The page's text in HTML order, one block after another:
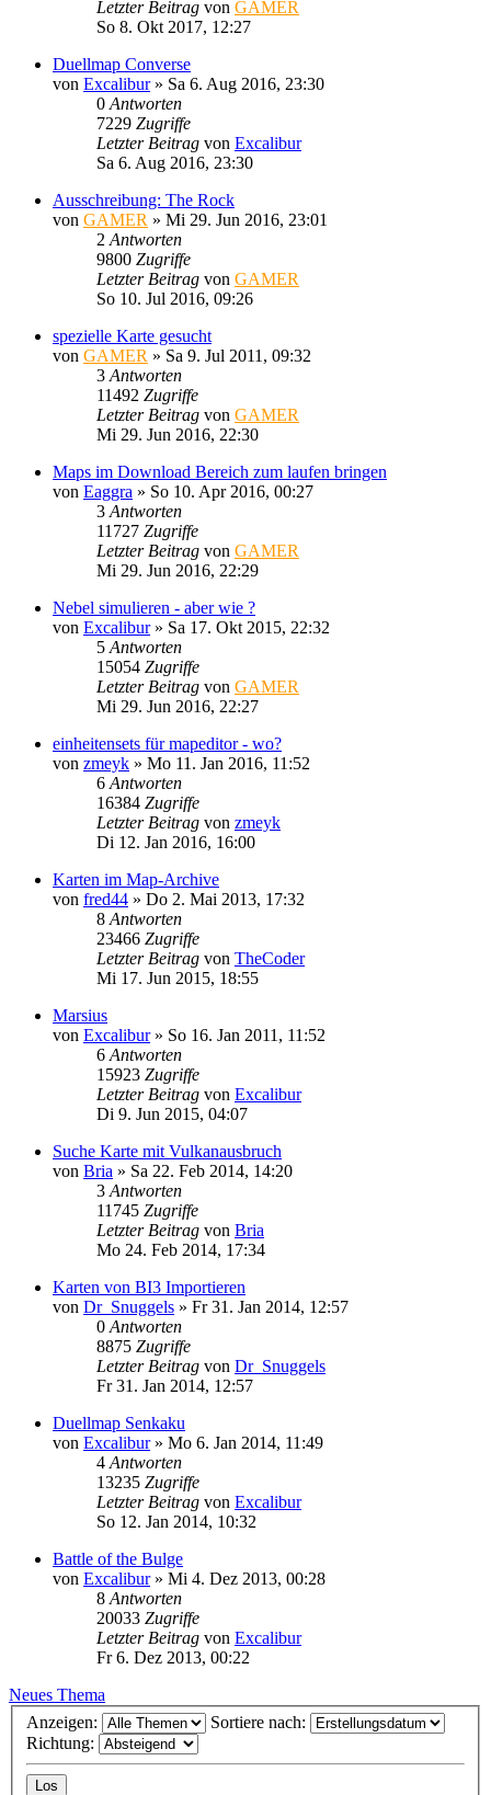
Letzter Beitrag von GAMER
So 8. Okt 2017, 12:27
Duellmap Converse
von Excalibur» Sa 6. Aug 2016, 23:30
0 Antworten
7229 Zugriffe
Letzter Beitrag von Excalibur
Sa 6. Aug 2016, 23:30
Ausschreibung: The Rock
von GAMER » Mi 29. Jun 2016, 23:01
2 Antworten
9800 Zugriffe
Letzter Beitrag von GAMER
So 10. Jul 2016, 09:26
spezielle Karte gesucht
von GAMER » Sa 9. Jul 2011, 09:32
3 Antworten
11492 Zugriffe
Letzter Beitrag von GAMER
Mi 29. Jun 2016, 22:30
Maps im Download Bereich zum laufen bringen
von Eaggra » So 10. Apr 2016, 00:27
3 Antworten
11727 Zugriffe
Letzter Beitrag von GAMER
Mi 29. Jun 2016, 22:29
Nebel simulieren - aber wie ?
von Excalibur» Sa 17. Okt 2015, 22:32
5 Antworten
15054 Zugriffe
Letzter Beitrag von GAMER
Mi 29. Jun 2016, 22:27
einheitensets für mapeditor - wo?
von zmeyk » Mo 11. Jan 2016, 11:52
6 Antworten
16384 Zugriffe
Letzter Beitrag von zmeyk
Di 12. Jan 2016, 16:00
Karten im Map-Archive
von fred44 » Do 2. Mai 2013, 17:32
8 Antworten
23466 Zugriffe
Letzter Beitrag von TheCoder
Mi 17. Jun 2015, 18:55
Marsius
von Excalibur» So 16. Jan 2011, 11:52
6 Antworten
15923 Zugriffe
Letzter Beitrag von Excalibur
Di 9. Jun 2015, 04:07
Suche Karte mit Vulkanausbruch
von Bria » Sa 22. Feb 2014, 14:20
3 Antworten
11745 Zugriffe
Letzter Beitrag von Bria
Mo 24. Feb 2014, 17:34
Karten von BI3 Importieren
von Dr_Snuggels » Fr 31. Jan 2014, 12:57
0 Antworten
8875 Zugriffe
Letzter Beitrag von Dr_Snuggels
Fr 31. Jan 2014, 12:57
Duellmap Senkaku
von Excalibur» Mo 6. Jan 2014, 11:49
4 Antworten
13235 Zugriffe
Letzter Beitrag von Excalibur
So 12. Jan 2014, 10:32
Battle of the Bulge
von Excalibur» Mi 4. Dez 2013, 00:28
8 Antworten
20033 Zugriffe
Letzter Beitrag von Excalibur
Fr 6. Dez 2013, 00:22
Neues Thema
Anzeigen:
Sortiere nach:
Richtung: